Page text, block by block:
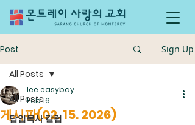
Post Sign Up
All Posts
담임목사 칼럼
All Posts
게시판(02. 15. 2026)
lee easybay
Feb 16